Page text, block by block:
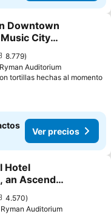
a favoritos
Downtown
City
8.779
Auditorium
tortillas hechas al momento
Ver precios
a favoritos
Hotel
an Ascend
4.570
Auditorium